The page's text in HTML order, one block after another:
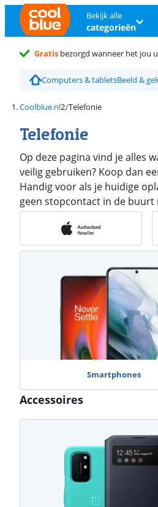
Bekijk alle
categorieën
Gratis bezorgd wanneer het jou
Computers & tabletsBeeld &
Coolblue.nl Telefonie
Telefonie
Op deze pagina vind je alles
veilig gebruiken? Koop dan
Handig voor als je huidige
geen stopcontact in de buurt
Smartphones
Accessoires